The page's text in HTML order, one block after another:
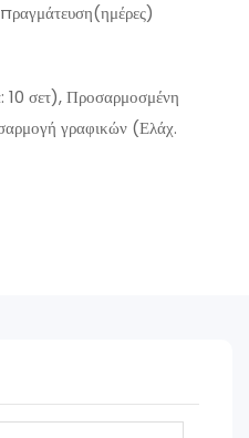
σετ), Προσαρμοσμένη
γραφικών (Ελάχ.